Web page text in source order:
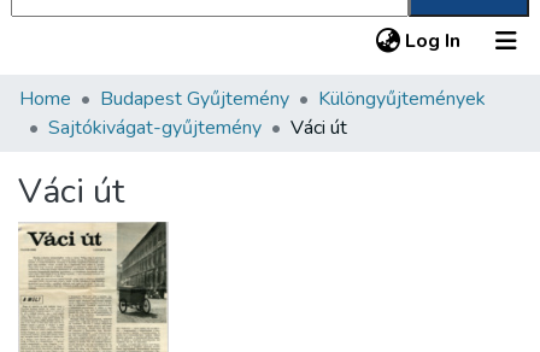
Log In (current)
Communities & Collections
Statistics
About us
Home Budapest Gyűjtemény
Különgyűjtemények
Sajtókivágat-gyűjtemény
Váci út
Váci út